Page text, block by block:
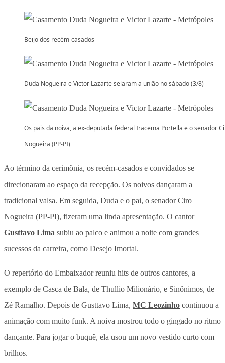
Beijo dos recém-casados
Duda Nogueira e Victor Lazarte selaram a união no sábado (3/8)
Os pais da noiva, a ex-deputada federal Iracema Portella e o senador
Nogueira (PP-PI)
Ao término da cerimônia, os recém-casados e convidados se
direcionaram ao espaço da recepção. Os noivos dançaram a
tradicional valsa. Em seguida, Duda e o pai, o senador Ciro
Nogueira (PP-PI), fizeram uma linda apresentação. O cantor
Gusttavo Lima subiu ao palco e animou a noite com grandes
sucessos da carreira, como Desejo Imortal.
O repertório do Embaixador reuniu hits de outros cantores, a
exemplo de Casca de Bala, de Thullio Milionário, e Sinônimos, de
Zé Ramalho. Depois de Gusttavo Lima, MC Leozinho continuou a
animação com muito funk. A noiva mostrou todo o gingado no ritmo
dançante. Para jogar o buquê, ela usou um novo vestido curto com
brilhos.